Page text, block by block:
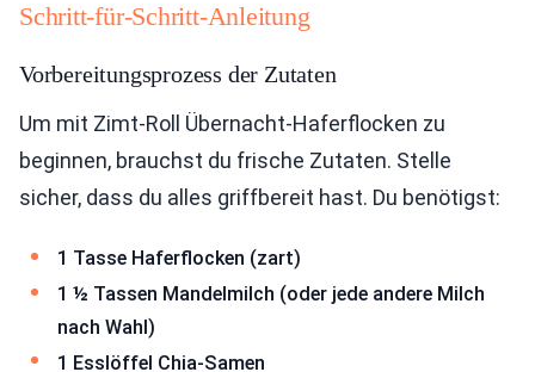
Schritt-für-Schritt-Anleitung
Vorbereitungsprozess der Zutaten
Um mit Zimt-Roll Übernacht-Haferflocken zu
beginnen, brauchst du frische Zutaten. Stelle
sicher, dass du alles griffbereit hast. Du benötigst:
1 Tasse Haferflocken (zart)
1 ½ Tassen Mandelmilch (oder jede andere Milch
nach Wahl)
1 Esslöffel Chia-Samen